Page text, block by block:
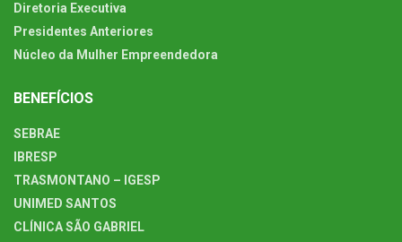
Diretoria Executiva
Presidentes Anteriores
Núcleo da Mulher Empreendedora
BENEFÍCIOS
SEBRAE
IBRESP
TRASMONTANO – IGESP
UNIMED SANTOS
CLÍNICA SÃO GABRIEL